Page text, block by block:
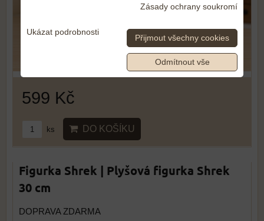
599 Kč
ks DO KOŠÍKU
Figurka Shrek | Plyšová figurka Shrek
30 cm
DOPRAVA ZDARMA
Zásady ochrany soukromí
Ukázat podrobnosti
Přijmout všechny cookies
Odmítnout vše